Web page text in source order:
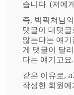
습니다. (저에
즉, 빅픽쳐님
댓글이 대댓
않는다는 얘
게 댓글이 달
다는 얘기고요.
같은 이유로,
작성한 회원